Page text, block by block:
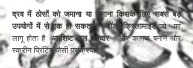
द्रव में ठोसों को जमाना या जमाना किसके लिए सबसे बड़े
उपयोगों में से एक हो सकता है
पॉलीएक्रिलामाइड जोपर
लागू होता हैअपशिष्ट जल उपचार, और कागज बनाने और
स्क्रीन प्रिंटिंग जैसी प्रक्रियाएं।